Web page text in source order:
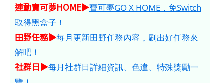
連動寶可夢HOME​​​▶寶可夢GO X HOME，免Switch
取得黑盒子！
田野任務▶每月更新田野任務內容，刷出好任務來
解吧！
社群日▶每月社群日詳細資訊、色違、特殊獎勵一